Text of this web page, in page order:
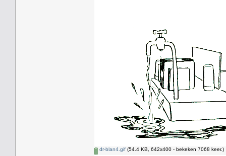
dr-blan4.gif (54.4 KB, 642x400 - bekeken 7068 keer.)